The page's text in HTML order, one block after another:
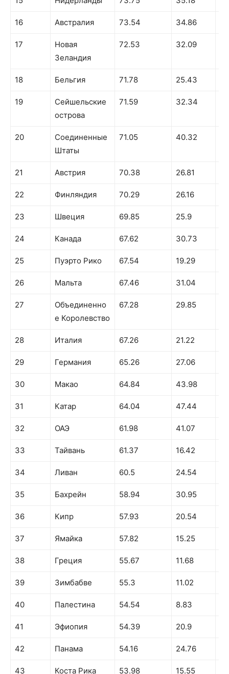
16 Австралия 73.54 34.86
17
Новая
Зеландия
72.53 32.09
18 Бельгия 71.78 25.43
19
Сейшельские
острова
71.59 32.34
20
Соединенные
Штаты
71.05 40.32
21 Австрия 70.38 26.81
22 Финляндия 70.29 26.16
23 Швеция 69.85 25.9
24 Канада 67.62 30.73
25 Пуэрто Рико 67.54 19.29
26 Мальта 67.46 31.04
27
Объединенно
е Королевство
67.28 29.85
28 Италия 67.26 21.22
29 Германия 65.26 27.06
30 Макао 64.84 43.98
31 Катар 64.04 47.44
32 ОАЭ 61.98 41.07
33 Тайвань 61.37 16.42
34 Ливан 60.5 24.54
35 Бахрейн 58.94 30.95
36 Кипр 57.93 20.54
37 Ямайка 57.82 15.25
38 Греция 55.67 11.68
39 Зимбабве 55.3 11.02
40 Палестина 54.54 8.83
41 Эфиопия 54.39 20.9
42 Панама 54.16 24.76
43 Коста Рика 53.98 15.55